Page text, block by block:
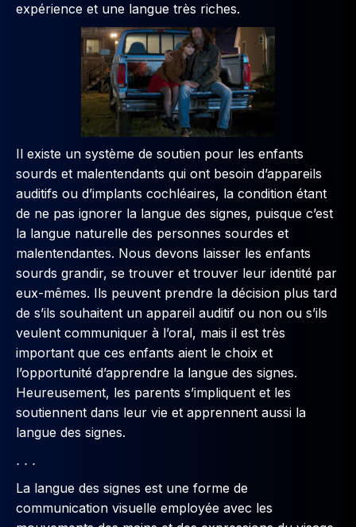
expérience et une langue très riches.
Il existe un système de soutien pour les enfants
sourds et malentendants qui ont besoin d’appareils
auditifs ou d’implants cochléaires, la condition étant
de ne pas ignorer la langue des signes, puisque c’est
la langue naturelle des personnes sourdes et
malentendantes. Nous devons laisser les enfants
sourds grandir, se trouver et trouver leur identité par
eux-mêmes. Ils peuvent prendre la décision plus tard
de s’ils souhaitent un appareil auditif ou non ou s’ils
veulent communiquer à l’oral, mais il est très
important que ces enfants aient le choix et
l’opportunité d’apprendre la langue des signes.
Heureusement, les parents s’impliquent et les
soutiennent dans leur vie et apprennent aussi la
langue des signes.
. . .
La langue des signes est une forme de
communication visuelle employée avec les